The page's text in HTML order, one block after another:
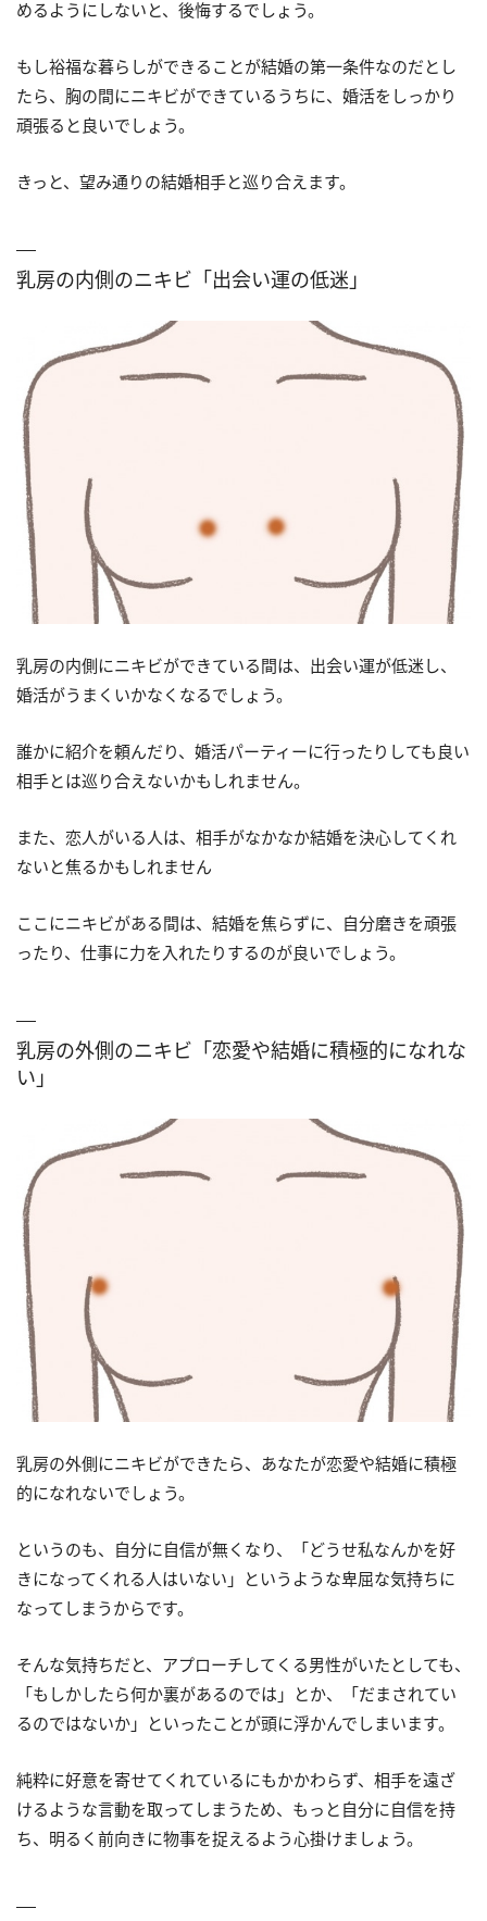
めるようにしないと、後悔するでしょう。
もし裕福な暮らしができることが結婚の第一条件なのだとし
たら、胸の間にニキビができているうちに、婚活をしっかり
頑張ると良いでしょう。
きっと、望み通りの結婚相手と巡り合えます。
乳房の内側のニキビ「出会い運の低迷」
乳房の内側にニキビができている間は、出会い運が低迷し、
婚活がうまくいかなくなるでしょう。
誰かに紹介を頼んだり、婚活パーティーに行ったりしても良い
相手とは巡り合えないかもしれません。
また、恋人がいる人は、相手がなかなか結婚を決心してくれ
ないと焦るかもしれません
ここにニキビがある間は、結婚を焦らずに、自分磨きを頑張
ったり、仕事に力を入れたりするのが良いでしょう。
乳房の外側のニキビ「恋愛や結婚に積極的になれな
い」
乳房の外側にニキビができたら、あなたが恋愛や結婚に積極
的になれないでしょう。
というのも、自分に自信が無くなり、「どうせ私なんかを好
きになってくれる人はいない」というような卑屈な気持ちに
なってしまうからです。
そんな気持ちだと、アプローチしてくる男性がいたとしても、
「もしかしたら何か裏があるのでは」とか、「だまされてい
るのではないか」といったことが頭に浮かんでしまいます。
純粋に好意を寄せてくれているにもかかわらず、相手を遠ざ
けるような言動を取ってしまうため、もっと自分に自信を持
ち、明るく前向きに物事を捉えるよう心掛けましょう。